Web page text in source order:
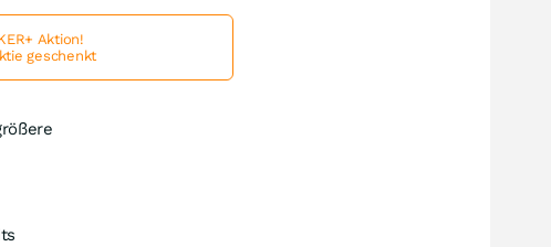
Aktion!
geschenkt